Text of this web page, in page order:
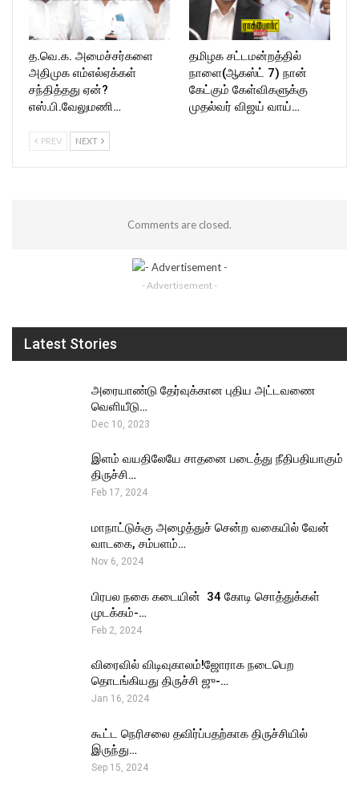
த.வெ.க. அமைச்சர்களை
அதிமுக எம்எல்ஏக்கள்
சந்தித்தது ஏன்?
எஸ்.பி.வேலுமணி…
தமிழக சட்டமன்றத்தில்
நாளை(ஆகஸ்ட் 7) நான்
கேட்கும் கேள்விகளுக்கு
முதல்வர் விஜய் வாய்…
PREV NEXT
Comments are closed.
- Advertisement -
Latest Stories
அரையாண்டு தேர்வுக்கான புதிய அட்டவணை
வெளியீடு…
Dec 10, 2023
இளம் வயதிலேயே சாதனை படைத்து நீதிபதியாகும்
திருச்சி…
Feb 17, 2024
மாநாட்டுக்கு அழைத்துச் சென்ற வகையில் வேன்
வாடகை, சம்பளம்…
Nov 6, 2024
பிரபல நகை கடையின் ₹ 34 கோடி சொத்துக்கள்
முடக்கம்-…
Feb 2, 2024
விரைவில் விடிவுகாலம்!ஜோராக நடைபெற
தொடங்கியது திருச்சி ஜு-…
Jan 16, 2024
கூட்ட நெரிசலை தவிர்ப்பதற்காக திருச்சியில்
இருந்து…
Sep 15, 2024